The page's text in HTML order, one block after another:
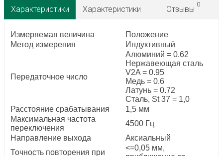
Характеристики
Характеристики Отзывы
0
Измеряемая величина
Положение
Метод измерения
Индуктивный
Передаточное число
Алюминий = 0.62
Нержавеющая сталь
V2A = 0.95
Медь = 0.6
Латунь = 0.72
Сталь, St 37 = 1,0
Расстояние срабатывания
1,5 мм
Максимальная частота
переключения
4500 Гц
Направление выхода
Аксиальный
Точность повторения при
<=0,05 мм,